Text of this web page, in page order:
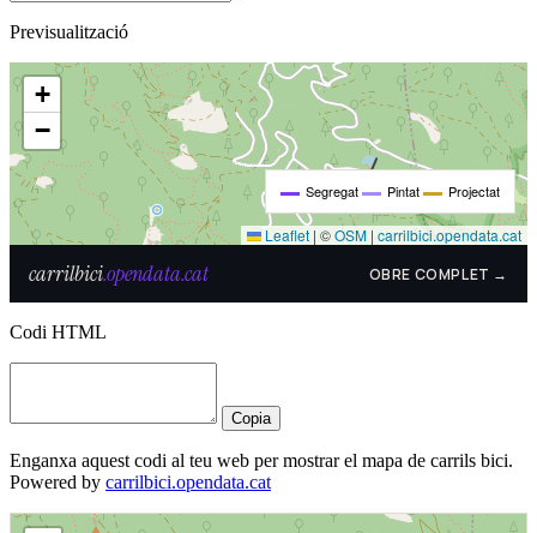
Previsualització
Codi HTML
Copia
Enganxa aquest codi al teu web per mostrar el mapa de carrils bici.
Powered by carrilbici.opendata.cat